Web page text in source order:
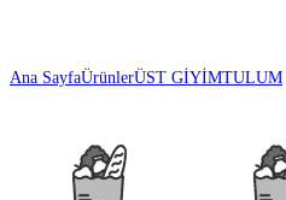
Ana SayfaÜrünlerÜST GİYİMTULUM